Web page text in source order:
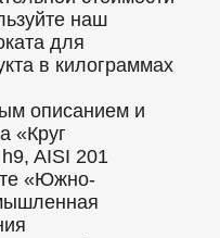
наш
для
в килограммах
описанием и
«Круг
AISI 201
«Южно-